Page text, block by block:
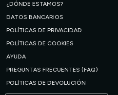
¿DÓNDE ESTAMOS?
DATOS BANCARIOS
POLÍTICAS DE PRIVACIDAD
POLÍTICAS DE COOKIES
AYUDA
PREGUNTAS FRECUENTES (FAQ)
POLÍTICAS DE DEVOLUCIÓN